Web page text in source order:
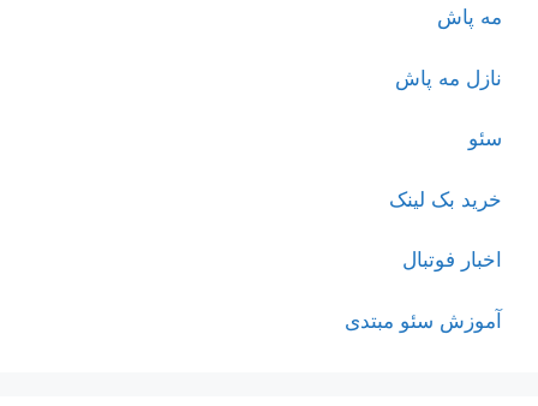
مه پاش
نازل مه پاش
سئو
خرید بک لینک
اخبار فوتبال
آموزش سئو مبتدی